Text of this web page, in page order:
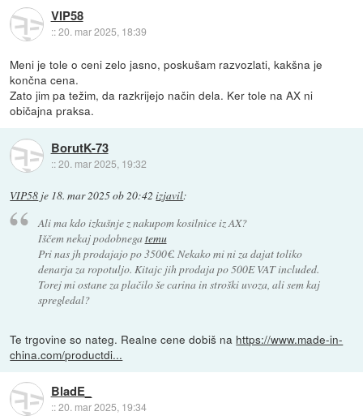
VIP58
::20. mar 2025, 18:39
Meni je tole o ceni zelo jasno, poskušam razvozlati, kakšna je
končna cena.
Zato jim pa težim, da razkrijejo način dela. Ker tole na AX ni
običajna praksa.
BorutK-73
::20. mar 2025, 19:32
VIP58 je 18. mar 2025 ob 20:42 izjavil:
Ali ma kdo izkušnje z nakupom kosilnice iz AX?
Iščem nekaj podobnegatemu
Pri nas jh prodajajo po 3500€. Nekako mi ni za dajat toliko
denarja za ropotuljo. Kitajc jih prodaja po 500E VAT included.
Torej mi ostane za plačilo še carina in stroški uvoza, ali sem kaj
spregledal?
Te trgovine so nateg. Realne cene dobiš na https://www.made-in-
china.com/productdi...
BladE_
::20. mar 2025, 19:34